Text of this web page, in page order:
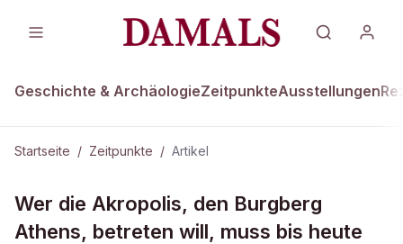
Geschichte & ArchäologieZeitpunkteAusstellungen
Startseite / Zeitpunkte / Artikel
Startschuss: Athener Propyläen
Wer die Akropolis, den Burgberg
Athens, betreten will, muss bis heute